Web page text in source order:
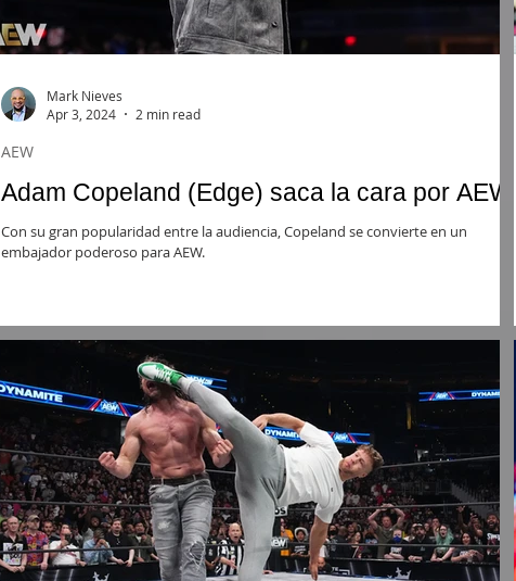
Adam Copeland (Edge) saca la cara por AEW
Con su gran popularidad entre la audiencia, Copeland se convierte en un
embajador poderoso para AEW.
AEW
Mark Nieves
Apr 3, 2024
2 min read